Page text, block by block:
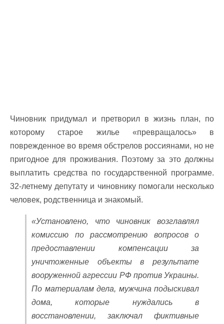
Чиновник придумал и претворил в жизнь план, по
которому старое жилье «превращалось» в
поврежденное во время обстрелов россиянами, но не
пригодное для проживания. Поэтому за это должны
выплатить средства по государственной программе.
32-летнему депутату и чиновнику помогали несколько
человек, родственница и знакомый.
«Установлено, что чиновник возглавлял
комиссию по рассмотрению вопросов о
предоставлении компенсации за
уничтоженные объекты в результате
вооруженной агрессии РФ против Украины.
По материалам дела, мужчина подыскивал
дома, которые нуждались в
восстановлении, заключал фиктивные